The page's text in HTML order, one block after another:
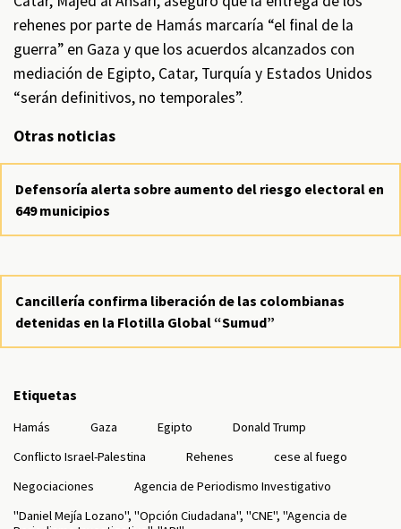
rehenes por parte de Hamás marcaría “el final de la
guerra” en Gaza y que los acuerdos alcanzados con
mediación de Egipto, Catar, Turquía y Estados Unidos
“serán definitivos, no temporales”.
Otras noticias
Defensoría alerta sobre aumento del riesgo electoral en
649 municipios
Cancillería confirma liberación de las colombianas
detenidas en la Flotilla Global “Sumud”
Etiquetas
Hamás Gaza Egipto
Donald Trump
Conflicto Israel-Palestina
Rehenes
cese al fuego
Negociaciones
Agencia de Periodismo Investigativo
"Daniel Mejía Lozano", "Opción Ciudadana", "CNE", "Agencia de